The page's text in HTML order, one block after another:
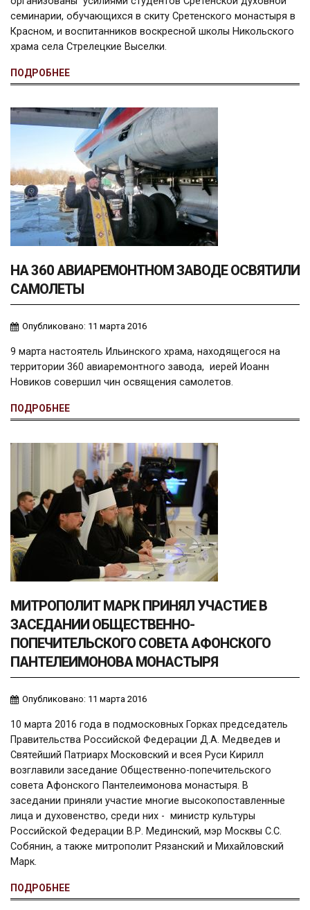
семинарии, обучающихся в скиту Сретенского монастыря в
Красном, и воспитанников воскресной школы Никольского
храма села Стрелецкие Выселки.
ПОДРОБНЕЕ
НА 360 АВИАРЕМОНТНОМ ЗАВОДЕ ОСВЯТИЛИ
САМОЛЕТЫ
Опубликовано: 11 марта 2016
9 марта настоятель Ильинского храма, находящегося на
территории 360 авиаремонтного завода, иерей Иоанн
Новиков совершил чин освящения самолетов.
ПОДРОБНЕЕ
МИТРОПОЛИТ МАРК ПРИНЯЛ УЧАСТИЕ В
ЗАСЕДАНИИ ОБЩЕСТВЕННО-
ПОПЕЧИТЕЛЬСКОГО СОВЕТА АФОНСКОГО
ПАНТЕЛЕИМОНОВА МОНАСТЫРЯ
Опубликовано: 11 марта 2016
10 марта 2016 года в подмосковных Горках председатель
Правительства Российской Федерации Д.А. Медведев и
Святейший Патриарх Московский и всея Руси Кирилл
возглавили заседание Общественно-попечительского
совета Афонского Пантелеимонова монастыря. В
заседании приняли участие многие высокопоставленные
лица и духовенство, среди них - министр культуры
Российской Федерации В.Р. Мединский, мэр Москвы С.С.
Собянин, а также митрополит Рязанский и Михайловский
Марк.
ПОДРОБНЕЕ